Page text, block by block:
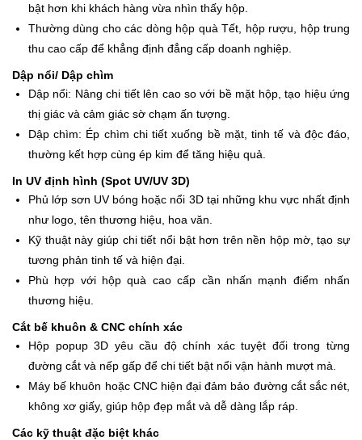
bật hơn khi khách hàng vừa nhìn thấy hộp.
Thường dùng cho các dòng hộp quà Tết, hộp rượu, hộp trung
thu cao cấp để khẳng định đẳng cấp doanh nghiệp.
Dập nổi/ Dập chìm
Dập nổi: Nâng chi tiết lên cao so với bề mặt hộp, tạo hiệu ứng
thị giác và cảm giác sờ chạm ấn tượng.
Dập chìm: Ép chìm chi tiết xuống bề mặt, tinh tế và độc đáo,
thường kết hợp cùng ép kim để tăng hiệu quả.
In UV định hình (Spot UV/UV 3D)
Phủ lớp sơn UV bóng hoặc nổi 3D tại những khu vực nhất định
như logo, tên thương hiệu, hoa văn.
Kỹ thuật này giúp chi tiết nổi bật hơn trên nền hộp mờ, tạo sự
tương phản tinh tế và hiện đại.
Phù hợp với hộp quà cao cấp cần nhấn mạnh điểm nhấn
thương hiệu.
Cắt bế khuôn & CNC chính xác
Hộp popup 3D yêu cầu độ chính xác tuyệt đối trong từng
đường cắt và nếp gấp để chi tiết bật nổi vận hành mượt mà.
Máy bế khuôn hoặc CNC hiện đại đảm bảo đường cắt sắc nét,
không xơ giấy, giúp hộp đẹp mắt và dễ dàng lắp ráp.
Các kỹ thuật đặc biệt khác